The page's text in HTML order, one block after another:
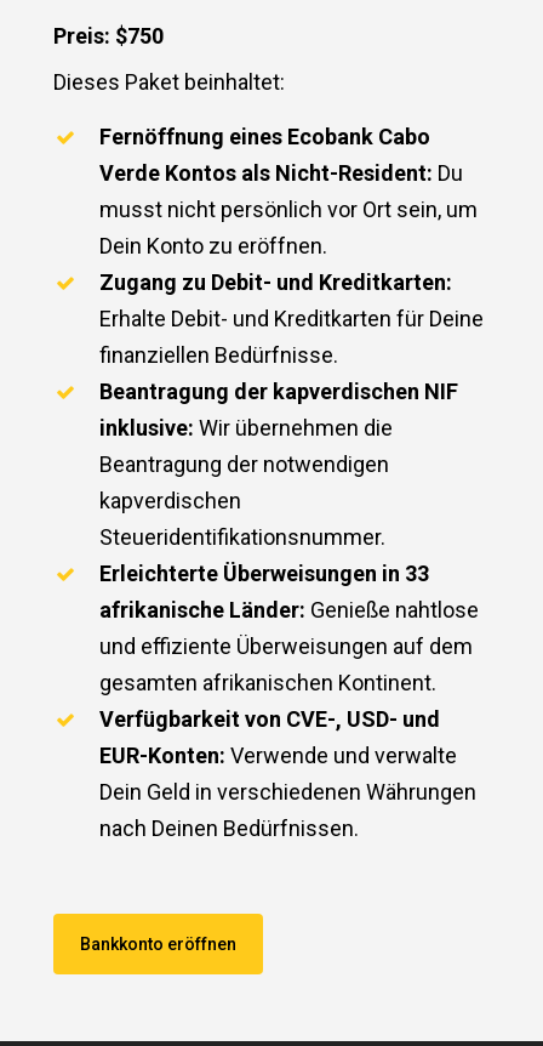
Preis: $750
Dieses Paket beinhaltet:
Fernöffnung eines Ecobank Cabo
Verde Kontos als Nicht-Resident: Du
musst nicht persönlich vor Ort sein, um
Dein Konto zu eröffnen.
Zugang zu Debit- und Kreditkarten:
Erhalte Debit- und Kreditkarten für Deine
finanziellen Bedürfnisse.
Beantragung der kapverdischen NIF
inklusive: Wir übernehmen die
Beantragung der notwendigen
kapverdischen
Steueridentifikationsnummer.
Erleichterte Überweisungen in 33
afrikanische Länder: Genieße nahtlose
und effiziente Überweisungen auf dem
gesamten afrikanischen Kontinent.
Verfügbarkeit von CVE-, USD- und
EUR-Konten: Verwende und verwalte
Dein Geld in verschiedenen Währungen
nach Deinen Bedürfnissen.
Bankkonto eröffnen